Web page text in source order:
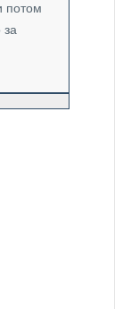
потом
за